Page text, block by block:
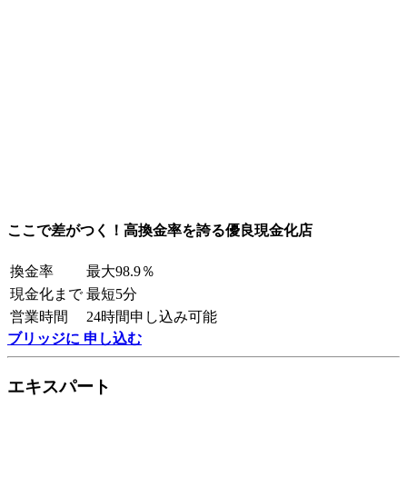
ここで差がつく！高換金率を誇る優良現金化店
換金率
最大98.9％
現金化まで 最短5分
営業時間
24時間申し込み可能
ブリッジに 申し込む
エキスパート